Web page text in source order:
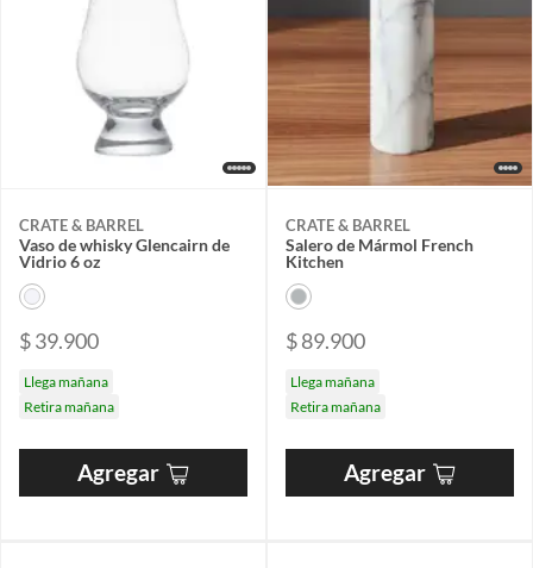
CRATE & BARREL
Vaso de whisky Glencairn de
Vidrio 6 oz
$ 39.900
Llega mañana
Retira mañana
Agregar
CRATE & BARREL
Salero de Mármol French
Kitchen
$ 89.900
Llega mañana
Retira mañana
Agregar